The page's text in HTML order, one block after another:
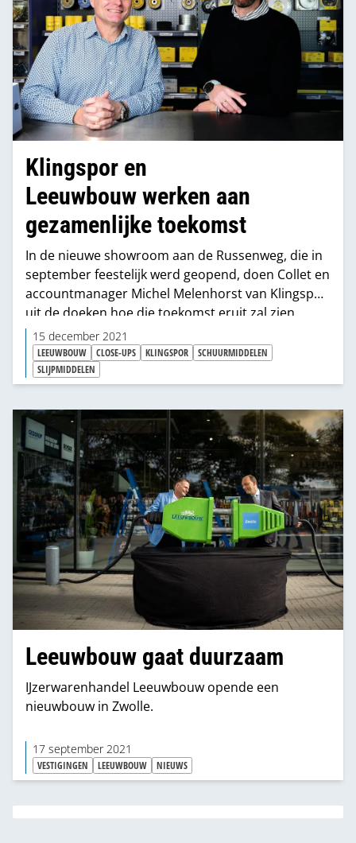
Klingspor en
Leeuwbouw werken aan
gezamenlijke toekomst
In de nieuwe showroom aan de Russenweg, die in
september feestelijk werd geopend, doen Collet en
accountmanager Michel Melenhorst van Klingspor
uit de doeken hoe die toekomst eruit zal zien.
“Partners als Klingspor zijn belangrijk voor ons.
We werken intensief samen en wij ervaren dat de
mensen van Klingspor er ook zijn voor onze
klanten. We delen kennis en gaan samen op pad
om onze klanten snel en goed te ondersteunen.”
15 december 2021
LEEUWBOUW CLOSE-UPS KLINGSPOR
SCHUURMIDDELEN
SLIJPMIDDELEN
Leeuwbouw gaat duurzaam
IJzerwarenhandel Leeuwbouw opende een
nieuwbouw in Zwolle.
17 september 2021
VESTIGINGEN LEEUWBOUW NIEUWS